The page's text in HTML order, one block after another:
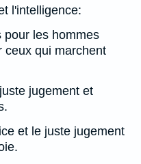
l'intelligence:
pour les hommes
ceux qui marchent
jugement et
et le juste jugement